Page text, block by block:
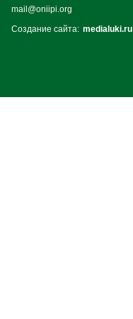
mail@oniipi.org
Создание сайта: medialuki.ru